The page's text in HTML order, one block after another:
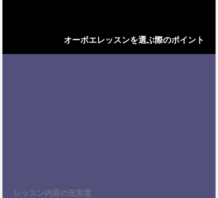
オーボエレッスンを選ぶ際のポイント
レッスン内容の充実度